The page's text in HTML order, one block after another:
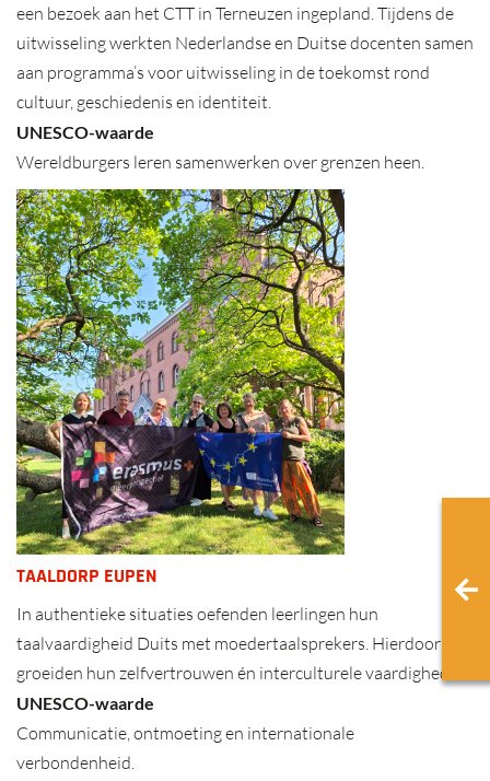
een bezoek aan het CTT in Terneuzen ingepland. Tijdens de
uitwisseling werkten Nederlandse en Duitse docenten samen
aan programma’s voor uitwisseling in de toekomst rond
cultuur, geschiedenis en identiteit.
UNESCO-waarde
Wereldburgers leren samenwerken over grenzen heen.
TAALDORP EUPEN
In authentieke situaties oefenden leerlingen hun
taalvaardigheid Duits met moedertaalsprekers. Hierdoor
groeiden hun zelfvertrouwen én interculturele vaardigheden.
UNESCO-waarde
Communicatie, ontmoeting en internationale
verbondenheid.